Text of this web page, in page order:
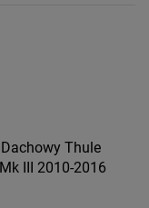
Thule
III 2010-2016